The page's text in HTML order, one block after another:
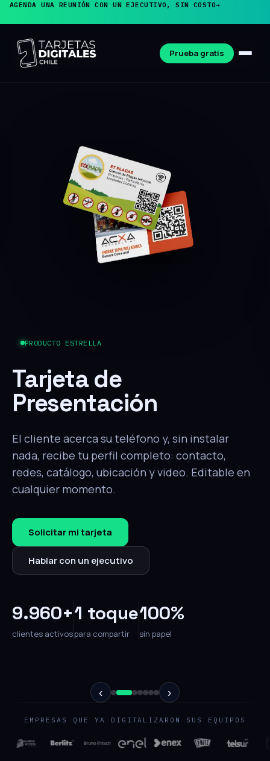
AGENDA UNA REUNIÓN CON UN EJECUTIVO, SIN COSTO→
Prueba gratis
PRODUCTO ESTRELLA
Tarjeta de
Presentación
El cliente acerca su teléfono y, sin instalar
nada, recibe tu perfil completo: contacto,
redes, catálogo, ubicación y video. Editable en
cualquier momento.
Solicitar mi tarjeta
Hablar con un ejecutivo
9.960+
clientes activos
1 toque
para compartir
100%
sin papel
‹ ›
EMPRESAS QUE YA DIGITALIZARON SUS EQUIPOS